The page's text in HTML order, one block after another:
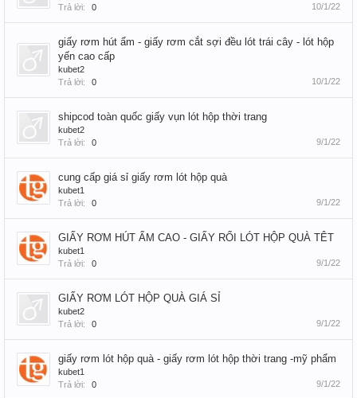
Trả lời:
0 10/1/22
giấy rơm hút ẩm - giấy rơm cắt sợi đều lót trái cây - lót hộp
yến cao cấp
kubet2
Trả lời:
0 10/1/22
shipcod toàn quốc giấy vụn lót hộp thời trang
kubet2
Trả lời:
0 9/1/22
cung cấp giá sỉ giấy rơm lót hộp quà
kubet1
Trả lời:
0 9/1/22
GIẤY RƠM HÚT ẨM CAO - GIẤY RỐI LÓT HỘP QUÀ TÊT
kubet1
Trả lời:
0 9/1/22
GIẤY RƠM LÓT HỘP QUÀ GIÁ SỈ
kubet2
Trả lời:
0 9/1/22
giấy rơm lót hộp quà - giấy rơm lót hộp thời trang -mỹ phẩm
kubet1
Trả lời:
0 9/1/22